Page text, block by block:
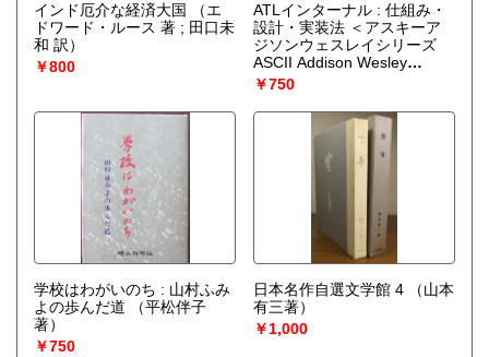
インド厄介な経済大国
（エ
ドワード・ルース 著 ; 田口未
和 訳）
￥800
ATLインターナル : 仕組み・
設計・実装法 ＜アスキーア
ジソンウェスレイシリーズ
ASCII Addison Wesley
programming series＞
著 ; QUIPU LLC 訳）
￥750
学校はわがいのち : 山村ふみ
よの歩んだ道
（平松伴子
著）
￥750
日本名作自選文学館 4
（山本
有三著）
￥1,000